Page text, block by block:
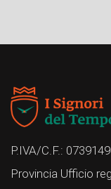
P.IVA/C.F.:
Provincia Ufficio